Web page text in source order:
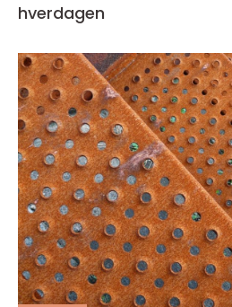
hverdagen